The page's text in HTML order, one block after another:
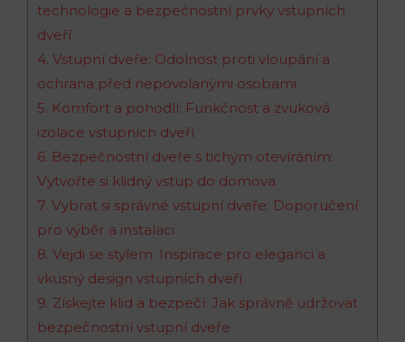
technologie a bezpečnostní prvky vstupních
dveří
4. Vstupní dveře: Odolnost proti vloupání a
ochrana před nepovolanými osobami
5. Komfort a pohodlí: Funkčnost a zvuková
izolace vstupních dveří
6. Bezpečnostní dveře s tichým otevíráním:
Vytvořte si klidný vstup do domova
7. Vybrat si správné vstupní dveře: Doporučení
pro výběr a instalaci
8. Vejdi se stylem: Inspirace pro eleganci a
vkusný design vstupních dveří
9. Získejte klid a bezpečí: Jak správně udržovat
bezpečnostní vstupní dveře